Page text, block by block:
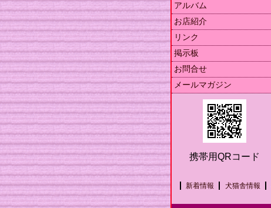
アルバム
お店紹介
リンク
掲示板
お問合せ
メールマガジン
携帯用QRコード
新着情報 犬猫舎情報